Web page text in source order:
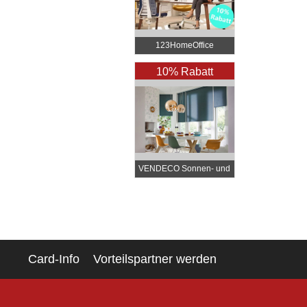
123HomeOffice
10% Rabatt
VENDECO Sonnen- und
Insektenschutz nach
Card-Info Vorteilspartner werden